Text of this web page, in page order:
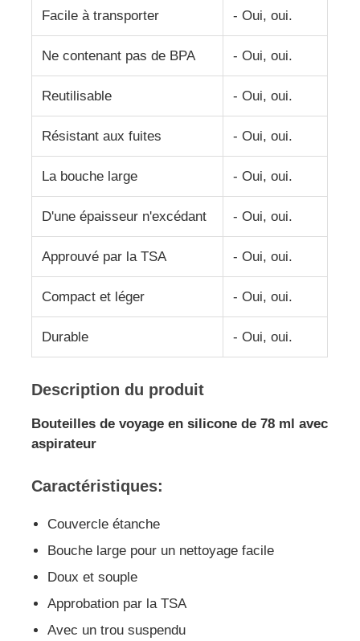
Bouteille d'eau pliable en silicone
Coupe pliable en silicone
Produits de cuisine en silicone
Facile à transporter - Oui, oui.
Ne contenant pas de BPA - Oui, oui.
Reutilisable - Oui, oui.
Résistant aux fuites - Oui, oui.
La bouche large - Oui, oui.
D'une épaisseur n'excédant - Oui, oui.
Approuvé par la TSA - Oui, oui.
Compact et léger - Oui, oui.
Durable - Oui, oui.
Description du produit
Bouteilles de voyage en silicone de 78 ml avec
aspirateur
Caractéristiques:
Couvercle étanche
Bouche large pour un nettoyage facile
Doux et souple
Approbation par la TSA
Avec un trou suspendu